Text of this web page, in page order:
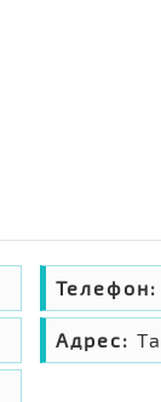
Телефон:
Адрес: